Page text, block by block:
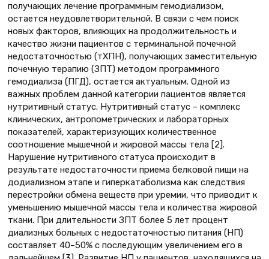
получающих лечение программным гемодиализом,
остается неудовлетворительной. В связи с чем поиск
новых факторов, влияющих на продолжительность и
качество жизни пациентов с терминальной почечной
недостаточностью (тХПН), получающих заместительную
почечную терапию (ЗПТ) методом программного
гемодиализа (ПГД), остается актуальным. Одной из
важных проблем данной категории пациентов является
нутритивный статус. Нутритивный статус – комплекс
клинических, антропометрических и лабораторных
показателей, характеризующих количественное
соотношение мышечной и жировой массы тела [2].
Нарушение нутритивного статуса происходит в
результате недостаточности приема белковой пищи на
додиализном этапе и гиперкатаболизма как следствия
перестройки обмена веществ при уремии, что приводит к
уменьшению мышечной массы тела и количества жировой
ткани. При длительности ЗПТ более 5 лет процент
диализных больных с недостаточностью питания (НП)
составляет 40–50% с последующим увеличением его в